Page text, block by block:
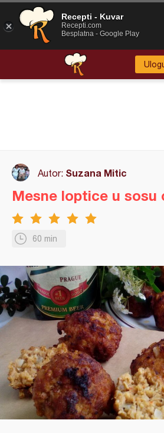
Autor: Suzana Mitic
60 min
Mesne loptice u sosu
Recepti - Kuvar
Recepti.com
Besplatna - Google Play